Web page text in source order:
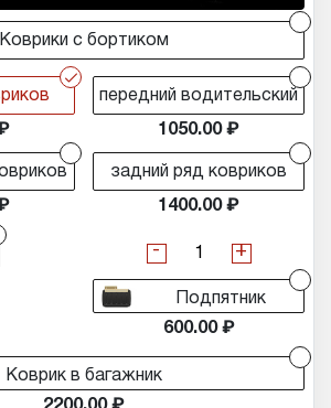
Коврики с бортиком
r
передний водительский
1050.00
задний ряд ковриков
1400.00
Коврик в багажник
Подпятник
600.00
- +